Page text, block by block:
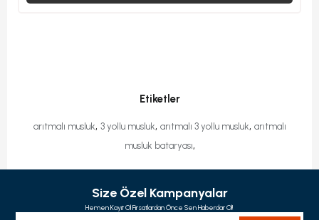
Etiketler
arıtmalı musluk, 3 yollu musluk, arıtmalı 3 yollu musluk, arıtmalı
musluk bataryası,
Size Özel Kampanyalar
Hemen Kayıt Ol Fırsatlardan Önce Sen Haberdar Ol!